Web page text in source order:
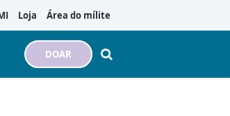
Loja Área do mílite
DOAR